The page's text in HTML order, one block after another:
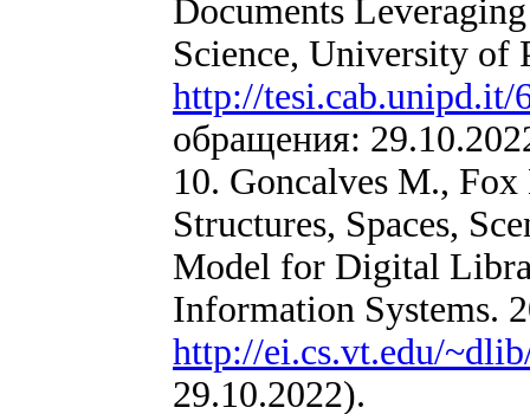
Documents
Science, University of
http://tesi.cab.unipd.it/
обращения:
10. Goncalves M.,
Structures, Spaces,
Model for Digital
Information Systems.
http://ei.cs.vt.edu/
29.10.2022).